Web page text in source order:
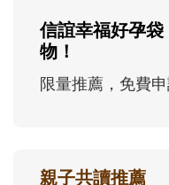
信誼幸福好孕
物！
限量推薦，免費
親子共讀推薦